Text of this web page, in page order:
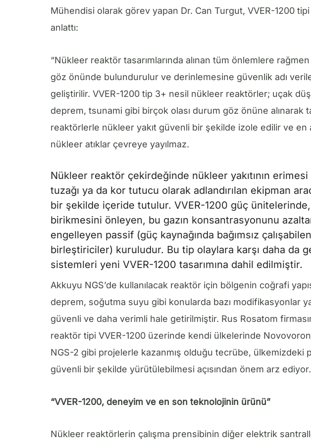
Mühendisi olarak görev yapan Dr. Can Turgut, VVER-1200
anlattı:
“Nükleer reaktör tasarımlarında alınan tüm önlemlere
göz önünde bulundurulur ve derinlemesine güvenlik adı
geliştirilir. VVER-1200 tip 3+ nesil nükleer reaktörler; uçak
deprem, tsunami gibi birçok olası durum göz önüne alınarak
reaktörlerle nükleer yakıt güvenli bir şekilde izole edilir ve en
nükleer atıklar çevreye yayılmaz.
Nükleer reaktör çekirdeğinde nükleer yakıtının
tuzağı ya da kor tutucu olarak adlandırılan ekipman
bir şekilde içeride tutulur. VVER-1200 güç ünitelerinde,
birikmesini önleyen, bu gazın konsantrasyonunu
engelleyen passif (güç kaynağında bağımsız
birleştiriciler) kuruludur. Bu tip olaylara karşı daha da
sistemleri yeni VVER-1200 tasarımına dahil edilmiştir.
Akkuyu NGS’de kullanılacak reaktör için bölgenin coğrafi
deprem, soğutma suyu gibi konularda bazı modifikasyonlar
güvenli ve daha verimli hale getirilmiştir. Rus Rosatom
reaktör tipi VVER-1200 üzerinde kendi ülkelerinde
NGS-2 gibi projelerle kazanmış olduğu tecrübe, ülkemizdeki
güvenli bir şekilde yürütülebilmesi açısından önem arz
“VVER-1200, deneyim ve en son teknolojinin ürünü”
Nükleer reaktörlerin çalışma prensibinin diğer elektrik